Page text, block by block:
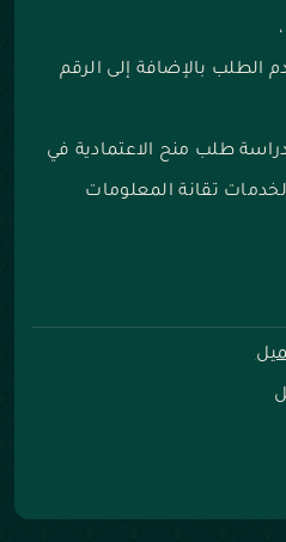
الطلب بالإضافة إلى الرقم
طلب منح الاعتمادية في
تقانة المعلومات